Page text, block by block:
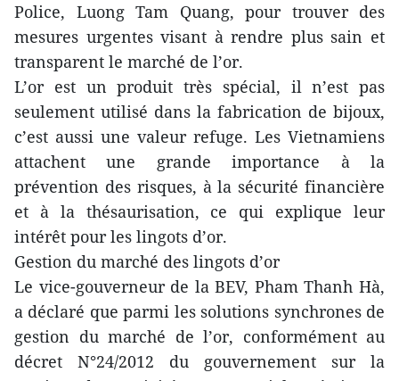
Police, Luong Tam Quang, pour trouver des
mesures urgentes visant à rendre plus sain et
transparent le marché de l’or.
L’or est un produit très spécial, il n’est pas
seulement utilisé dans la fabrication de bijoux,
c’est aussi une valeur refuge. Les Vietnamiens
attachent une grande importance à la
prévention des risques, à la sécurité financière
et à la thésaurisation, ce qui explique leur
intérêt pour les lingots d’or.
Gestion du marché des lingots d’or
Le vice-gouverneur de la BEV, Pham Thanh Hà,
a déclaré que parmi les solutions synchrones de
gestion du marché de l’or, conformément au
décret N°24/2012 du gouvernement sur la